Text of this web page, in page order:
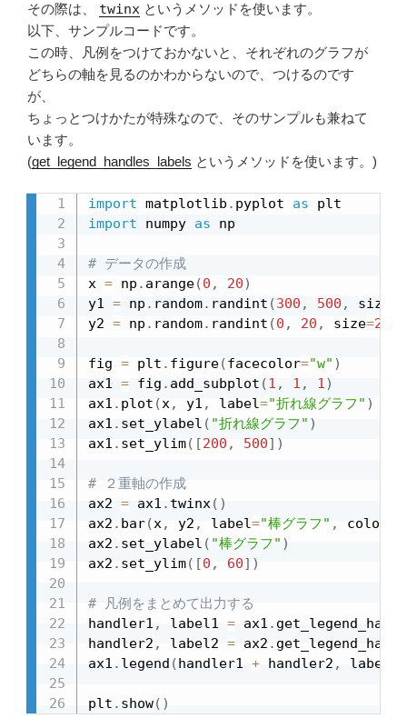
その際は、 twinx というメソッドを使います。
以下、サンプルコードです。
この時、凡例をつけておかないと、それぞれのグラフが
どちらの軸を見るのかわからないので、つけるのです
が、
ちょっとつけかたが特殊なので、そのサンプルも兼ねて
います。
(get_legend_handles_labels というメソッドを使います。)
import matplotlib . pyplot as
import numpy as np
# データの作成
x = np . arange(0 , 20)
y1 = np . random. randint (300 , 500 , size
y2 = np . random. randint (0 , 20 , size=20
fig = plt . figure(facecolor="w" )
ax1 = fig . add_subplot (1 , 1 , 1)
ax1 . plot (x, y1 , label="折れ線グラフ" )
ax1 . set_ylabel ( "折れ線グラフ" )
ax1 . set_ylim( [200 , 500] )
# ２重軸の作成
ax2 = ax1 . twinx( )
ax2 . bar(x, y2 , label="棒グラフ" , color
ax2 . set_ylabel ( "棒グラフ" )
ax2 . set_ylim( [0 , 60] )
# 凡例をまとめて出力する
handler1 , label1 = ax1 .
handler2 , label2 = ax2 .
ax1 . legend (handler1 + handler2 , label1
plt . show( )